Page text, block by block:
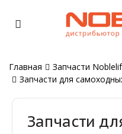
Главная
Запчасти
Запчасти для
Запчасти